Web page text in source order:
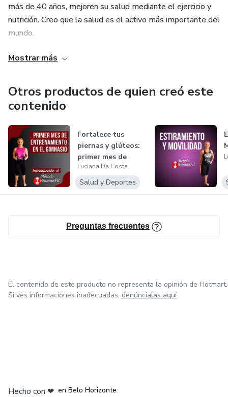
más de 40 años, mejoren su salud mediante el ejercicio y
nutrición. Creo que la salud es el activo más importante del
mundo.
Mi principal objetivo es ayudar a las mujeres a tonificar y
en menos de 3 meses.
Aviso legal: Este producto no sustituye la opinión
especializada. Siempre debes consultar a un profesional
para tratar asuntos relativos a tu salud.
Mostrar más
Otros productos de quien creó este
contenido
Fortalece tus
piernas y glúteos:
primer mes de
entrenamiento...
Luciana Da Costa
Salud y Deportes
Preguntas frecuentes
El contenido de este producto no representa la opinión de Hotmart.
Si ves informaciones inadecuadas, denúncialas aquí
Hecho con ❤ en Belo Horizonte